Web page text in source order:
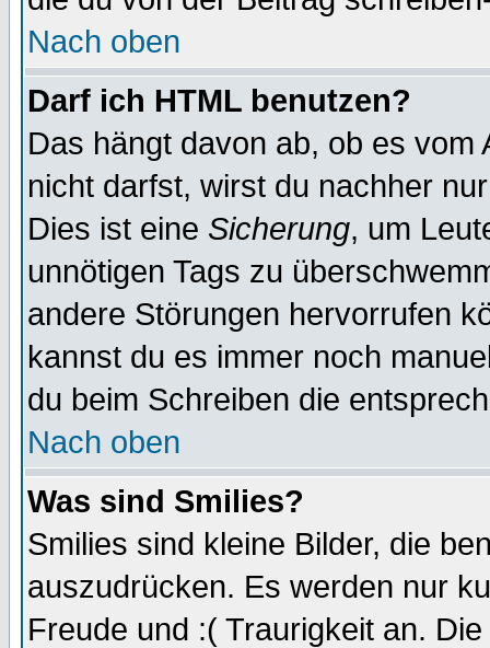
Nach oben
Darf ich HTML benutzen?
Das hängt davon ab, ob es
nicht darfst, wirst du nachher
Dies ist eine Sicherung, um
unnötigen Tags zu
andere Störungen hervorrufen
kannst du es immer noch
du beim Schreiben die
Nach oben
Was sind Smilies?
Smilies sind kleine Bilder, die
auszudrücken. Es werden nur
Freude und :( Traurigkeit an.